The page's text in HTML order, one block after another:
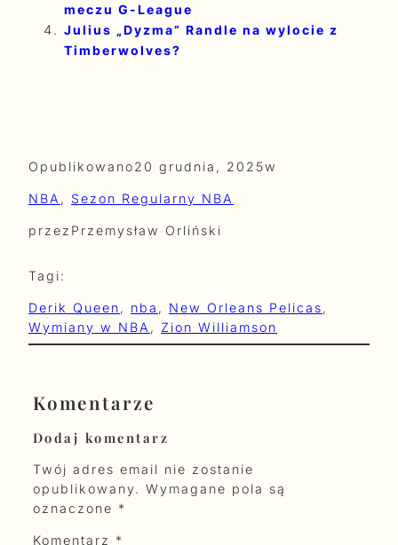
meczu G-League
Julius „Dyzma” Randle na wylocie z
Timberwolves?
Opublikowano20 grudnia, 2025w
NBA , Sezon Regularny NBA
przez Przemysław Orliński
Tagi:
Derik Queen, nba , New Orleans Pelicas
Wymiany w NBA , Zion Williamson
Komentarze
Dodaj komentarz
Twój adres email nie zostanie
opublikowany. Wymagane pola są
oznaczone *
Komentarz *